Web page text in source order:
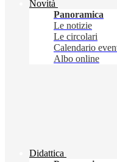
Novità
Panoramica
Le notizie
Le circolari
Calendario
Albo online
Didattica